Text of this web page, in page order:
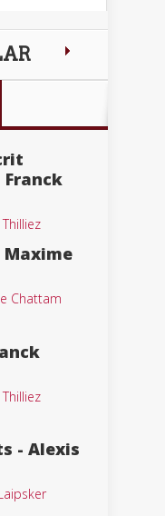
Franck
Maxime
Chattam
- Alexis